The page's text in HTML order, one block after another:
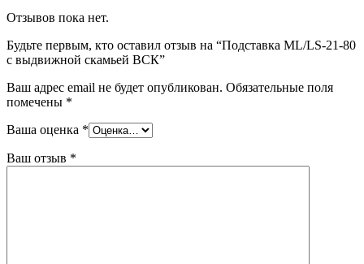
Отзывов пока нет.
Будьте первым, кто оставил отзыв на “Подставка ML/LS-21-80
с выдвижной скамьей ВСК”
Ваш адрес email не будет опубликован. Обязательные поля
помечены *
Ваша оценка *
Ваш отзыв *